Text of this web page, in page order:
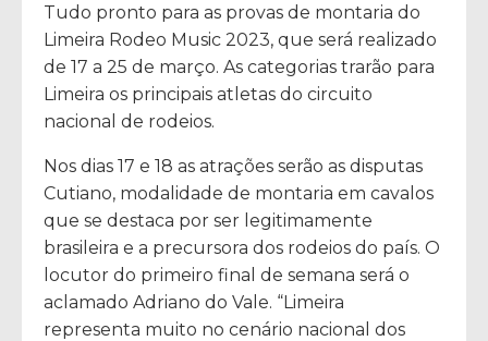
Tudo pronto para as provas de montaria do
Limeira Rodeo Music 2023, que será realizado
de 17 a 25 de março. As categorias trarão para
Limeira os principais atletas do circuito
nacional de rodeios.
Nos dias 17 e 18 as atrações serão as disputas
Cutiano, modalidade de montaria em cavalos
que se destaca por ser legitimamente
brasileira e a precursora dos rodeios do país. O
locutor do primeiro final de semana será o
aclamado Adriano do Vale. “Limeira
representa muito no cenário nacional dos